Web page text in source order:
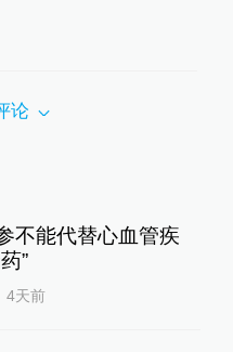
论
不能代替心血管疾
”
4天前